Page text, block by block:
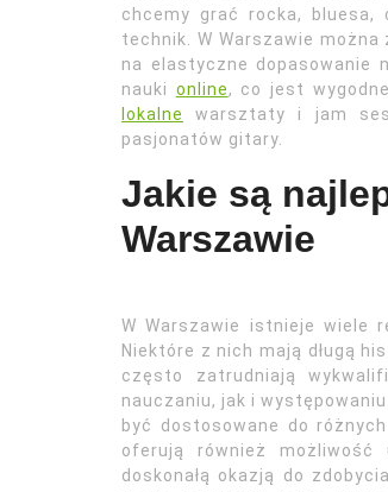
chcemy grać rocka,
technik. W Warszawie
na elastyczne dopasowanie
nauki online, co jest
lokalne
warsztaty i jam
pasjonatów gitary.
Jakie są
Warszawie
W Warszawie istnieje wiele
Niektóre z nich mają długą
często zatrudniają
nauczaniu, jak i
być dostosowane do
oferują również
doskonałą okazją do